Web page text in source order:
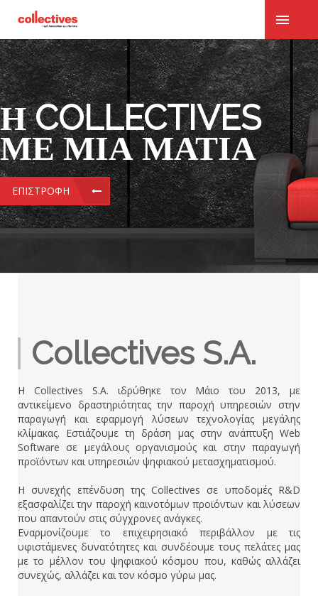
Η COLLECTIVES
ΜΕ ΜΙΑ ΜΑΤΙΆ
ΕΠΙΣΤΡΟΦΉ
Collectives S.A.
Η Collectives S.A. ιδρύθηκε τον Μάιο του 2013, με
αντικείμενο δραστηριότητας την παροχή υπηρεσιών στην
παραγωγή και εφαρμογή λύσεων τεχνολογίας μεγάλης
κλίμακας. Εστιάζουμε τη δράση μας στην ανάπτυξη Web
Software σε μεγάλους οργανισμούς και στην παραγωγή
προϊόντων και υπηρεσιών ψηφιακού μετασχηματισμού.
Η συνεχής επένδυση της Collectives σε υποδομές R&D
εξασφαλίζει την παροχή καινοτόμων προϊόντων και λύσεων
που απαντούν στις σύγχρονες ανάγκες.
Εναρμονίζουμε το επιχειρησιακό περιβάλλον με τις
υφιστάμενες δυνατότητες και συνδέουμε τους πελάτες μας
με το μέλλον του ψηφιακού κόσμου που, καθώς αλλάζει
συνεχώς, αλλάζει και τον κόσμο γύρω μας.